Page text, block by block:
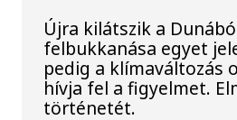
Újra kilátszik a
felbukkanása egyet
pedig a klímaváltozás
hívja fel a figyelmet.
történetét.